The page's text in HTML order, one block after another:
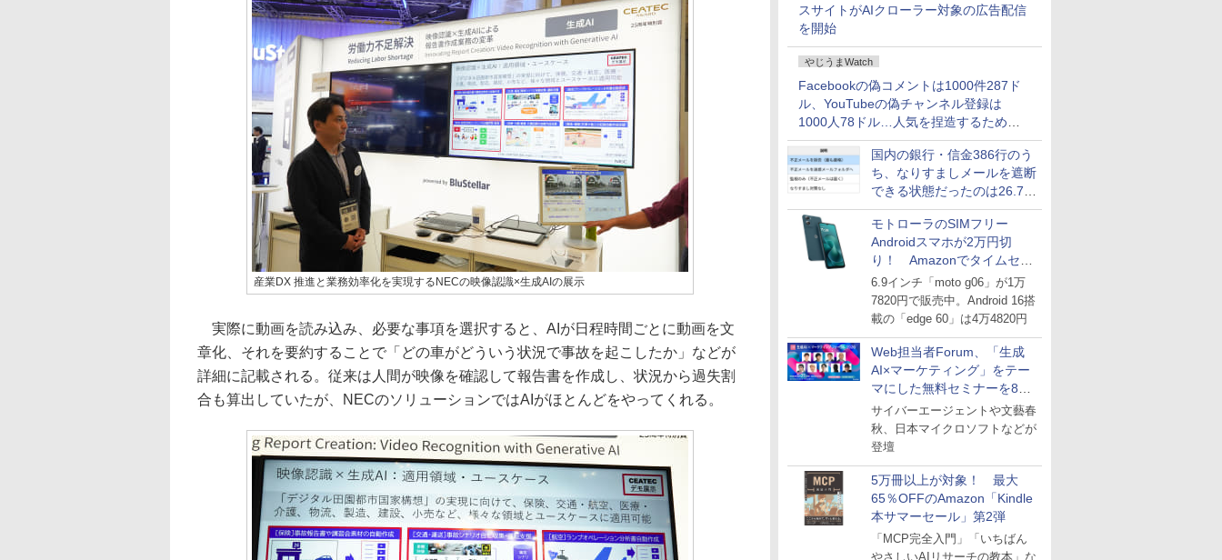
スサイトがAIクローラー対象の広告配信
を開始
やじうまWatch
Facebookの偽コメントは1000件287ド
ル、YouTubeの偽チャンネル登録は
1000人78ドル…人気を捏造するための
価格リストが公開中
国内の銀行・信金386行のう
ち、なりすましメールを遮断
できる状態だったのは26.7％
にとどまる～GMOブランド
セキュリティ調査
モトローラのSIMフリー
Androidスマホが2万円切
り！ Amazonでタイムセー
ル
6.9インチ「moto g06」が1万
7820円で販売中。Android 16搭
載の「edge 60」は4万4820円
Web担当者Forum、「生成
AI×マーケティング」をテー
マにした無料セミナーを8月
27日にオンライン開催
サイバーエージェントや文藝春
秋、日本マイクロソフトなどが
登壇
5万冊以上が対象！ 最大
65％OFFのAmazon「Kindle
本サマーセール」第2弾
「MCP完全入門」「いちばん
やさしいAIリサーチの教本」な
産業DX 推進と業務効率化を実現するNECの映像認識×生成AIの展示
実際に動画を読み込み、必要な事項を選択すると、AIが日程時間ごとに動画を文
章化、それを要約することで「どの車がどういう状況で事故を起こしたか」などが
詳細に記載される。従来は人間が映像を確認して報告書を作成し、状況から過失割
合も算出していたが、NECのソリューションではAIがほとんどをやってくれる。